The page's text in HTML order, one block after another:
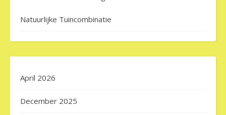
Natuurlijke Tuincombinatie
April 2026
December 2025